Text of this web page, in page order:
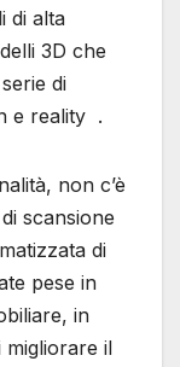
di alta
3D che
di
e reality .
non c’è
scansione
di
pese in
in
migliorare il